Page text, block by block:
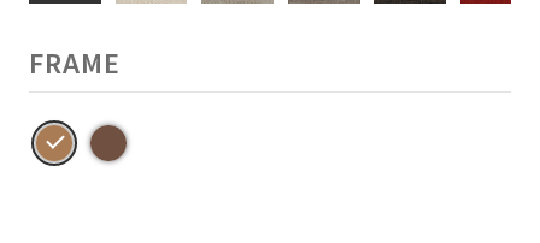
FRAME